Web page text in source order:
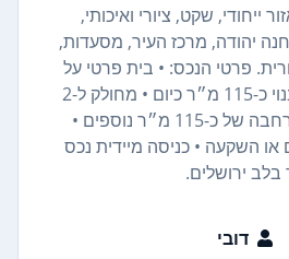
ייחודי, שקט, ציורי ואיכותי,
יהודה, מרכז העיר, מסעדות,
פרטי הנכס: • בית פרטי על
מגרש של 228 מ״ר • בנוי כ-115 מ״ר כיום • מחולק ל-2
דירות • זכויות בנייה להרחבה של כ-115 מ״ר נוספים •
או השקעה • כניסה מיידית נכס
בלב ירושלים.
דובי